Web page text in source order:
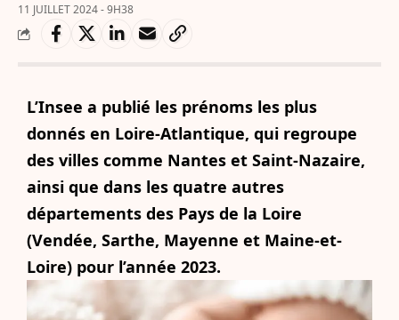
11 JUILLET 2024 - 9H38
L’Insee a publié les prénoms les plus
donnés en Loire-Atlantique, qui regroupe
des villes comme Nantes et Saint-Nazaire,
ainsi que dans les quatre autres
départements des Pays de la Loire
(Vendée, Sarthe, Mayenne et Maine-et-
Loire) pour l’année 2023.